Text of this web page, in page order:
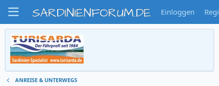
SARDINIENFORUM.DE Einloggen
ANREISE & UNTERWEGS